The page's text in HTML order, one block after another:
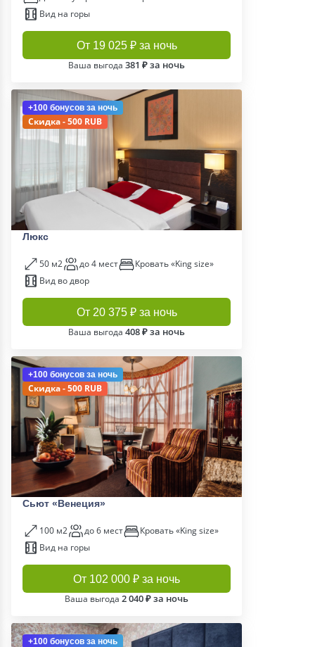
Вид на горы
От 19 025 ₽ за ночь
Ваша выгода 381 ₽ за ночь
+100 бонусов за ночь
Скидка - 500 RUB
Люкс
50 м2 до 4 мест
Кровать «King size»
Вид во двор
От 20 375 ₽ за ночь
Ваша выгода 408 ₽ за ночь
+100 бонусов за ночь
Скидка - 500 RUB
Сьют «Венеция»
100 м2 до 6 мест
Кровать «King size»
Вид на горы
От 102 000 ₽ за ночь
Ваша выгода 2 040 ₽ за ночь
+100 бонусов за ночь